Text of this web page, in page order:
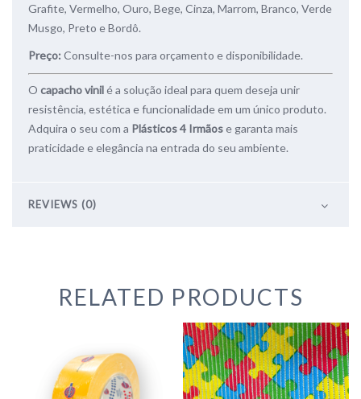
Grafite, Vermelho, Ouro, Bege, Cinza, Marrom, Branco, Verde
Musgo, Preto e Bordô.
Preço: Consulte-nos para orçamento e disponibilidade.
O capacho vinilé a solução ideal para quem deseja unir
resistência, estética e funcionalidade em um único produto.
Adquira o seu com a Plásticos 4 Irmãose garanta mais
praticidade e elegância na entrada do seu ambiente.
REVIEWS (0)
RELATED PRODUCTS